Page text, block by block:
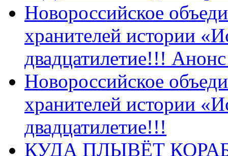
Новороссийское
хранителей истории
двадцатилетие!!!
Новороссийское
хранителей истории
двадцатилетие!!!
КУДА ПЛЫВЁТ